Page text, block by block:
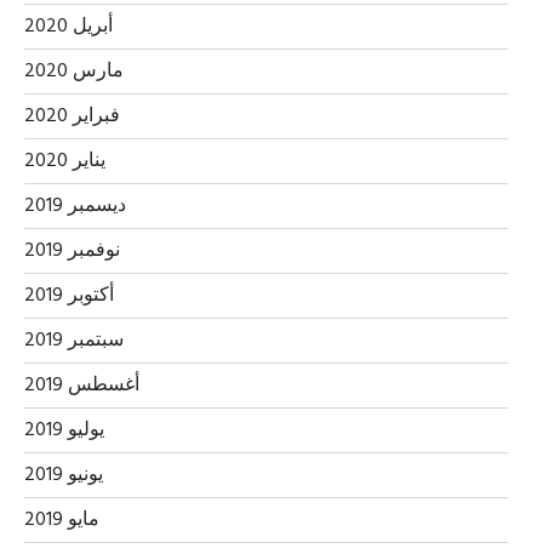
أبريل 2020
مارس 2020
فبراير 2020
يناير 2020
ديسمبر 2019
نوفمبر 2019
أكتوبر 2019
سبتمبر 2019
أغسطس 2019
يوليو 2019
يونيو 2019
مايو 2019